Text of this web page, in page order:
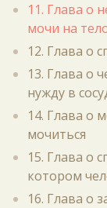
11. Глава о
мочи на
12. Глава о
13. Глава о
нужду в
14. Глава о
мочиться
15. Глава о
котором
16. Глава о